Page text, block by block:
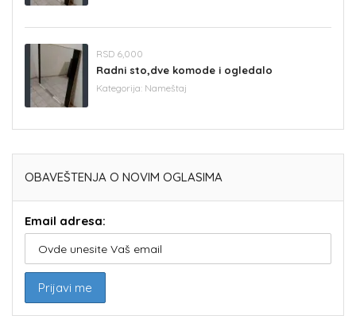
RSD 6,000
Radni sto,dve komode i ogledalo
Kategorija: Nameštaj
OBAVEŠTENJA O NOVIM OGLASIMA
Email adresa: